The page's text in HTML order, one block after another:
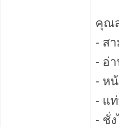
คุณ
- ส
- อ่
- ห
- แ
- ชั่